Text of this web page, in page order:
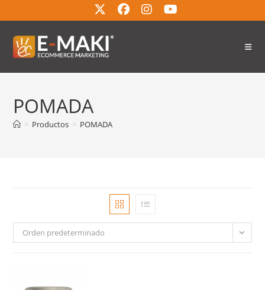
POMADA
> Productos > POMADA
Orden predeterminado